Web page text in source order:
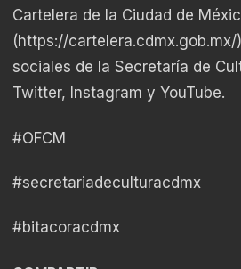
Cartelera de la Ciudad de
(https://cartelera.cdmx.gob.mx/
sociales de la Secretaría de
Twitter, Instagram y YouTube.
#OFCM
#secretariadeculturacdmx
#bitacoracdmx